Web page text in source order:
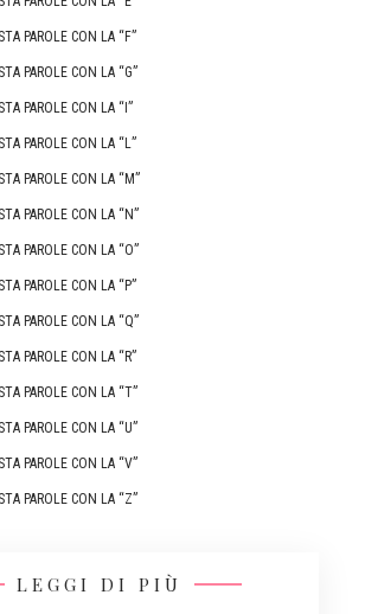
PAROLE CON LA “F”
PAROLE CON LA “G”
PAROLE CON LA “I”
PAROLE CON LA “L”
PAROLE CON LA “M”
PAROLE CON LA “N”
PAROLE CON LA “O”
PAROLE CON LA “P”
PAROLE CON LA “Q”
PAROLE CON LA “R”
PAROLE CON LA “T”
PAROLE CON LA “U”
PAROLE CON LA “V”
PAROLE CON LA “Z”
LEGGI DI PIÙ